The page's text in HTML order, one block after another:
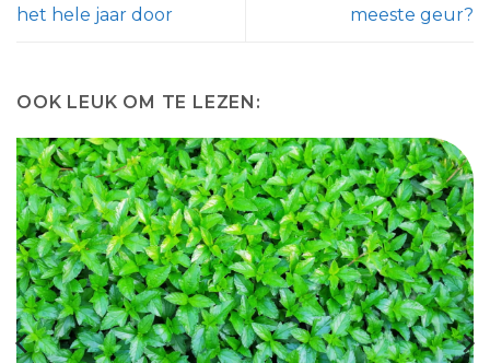
het hele jaar door
meeste geur?
OOK LEUK OM TE LEZEN: